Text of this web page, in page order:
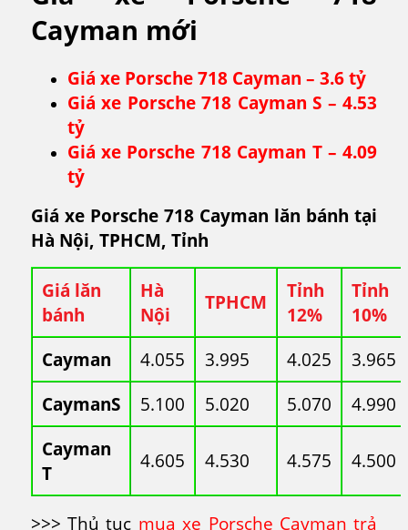
Cayman mới
Giá xe Porsche 718 Cayman – 3.6 tỷ
Giá xe Porsche 718 Cayman S – 4.53
tỷ
Giá xe Porsche 718 Cayman T – 4.09
tỷ
Giá xe Porsche 718 Cayman lăn bánh tại
Hà Nội, TPHCM, Tỉnh
Giá lăn
bánh
Hà
Nội
TPHCM
Tỉnh
12%
Tỉnh
10%
Cayman
4.055 3.995 4.025
3.965
CaymanS
5.100 5.020 5.070
4.990
Cayman
T
4.605 4.530 4.575 4.500
>>> Thủ tục mua xe Porsche Cayman trả